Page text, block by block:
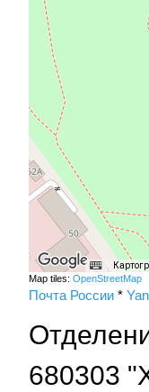
Map tiles: OpenStreetMap
Почта России *
680303